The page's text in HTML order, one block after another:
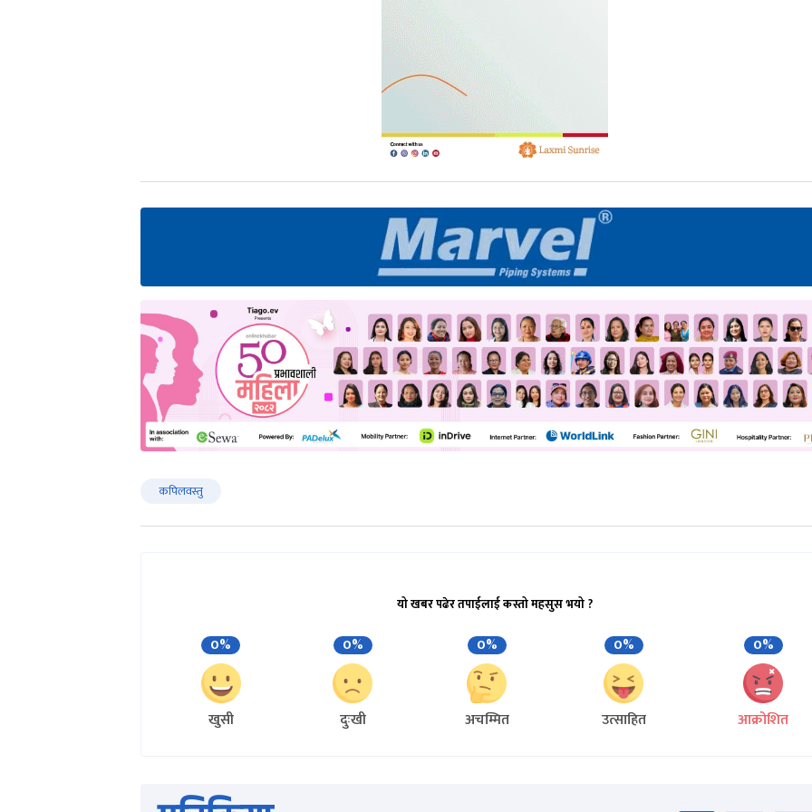
कपिलवस्तु
यो खबर पढेर तपाईलाई कस्तो महसुस भयो ?
0%
खुसी
0%
दुःखी
0%
अचम्मित
0%
उत्साहित
0%
आक्रोशित